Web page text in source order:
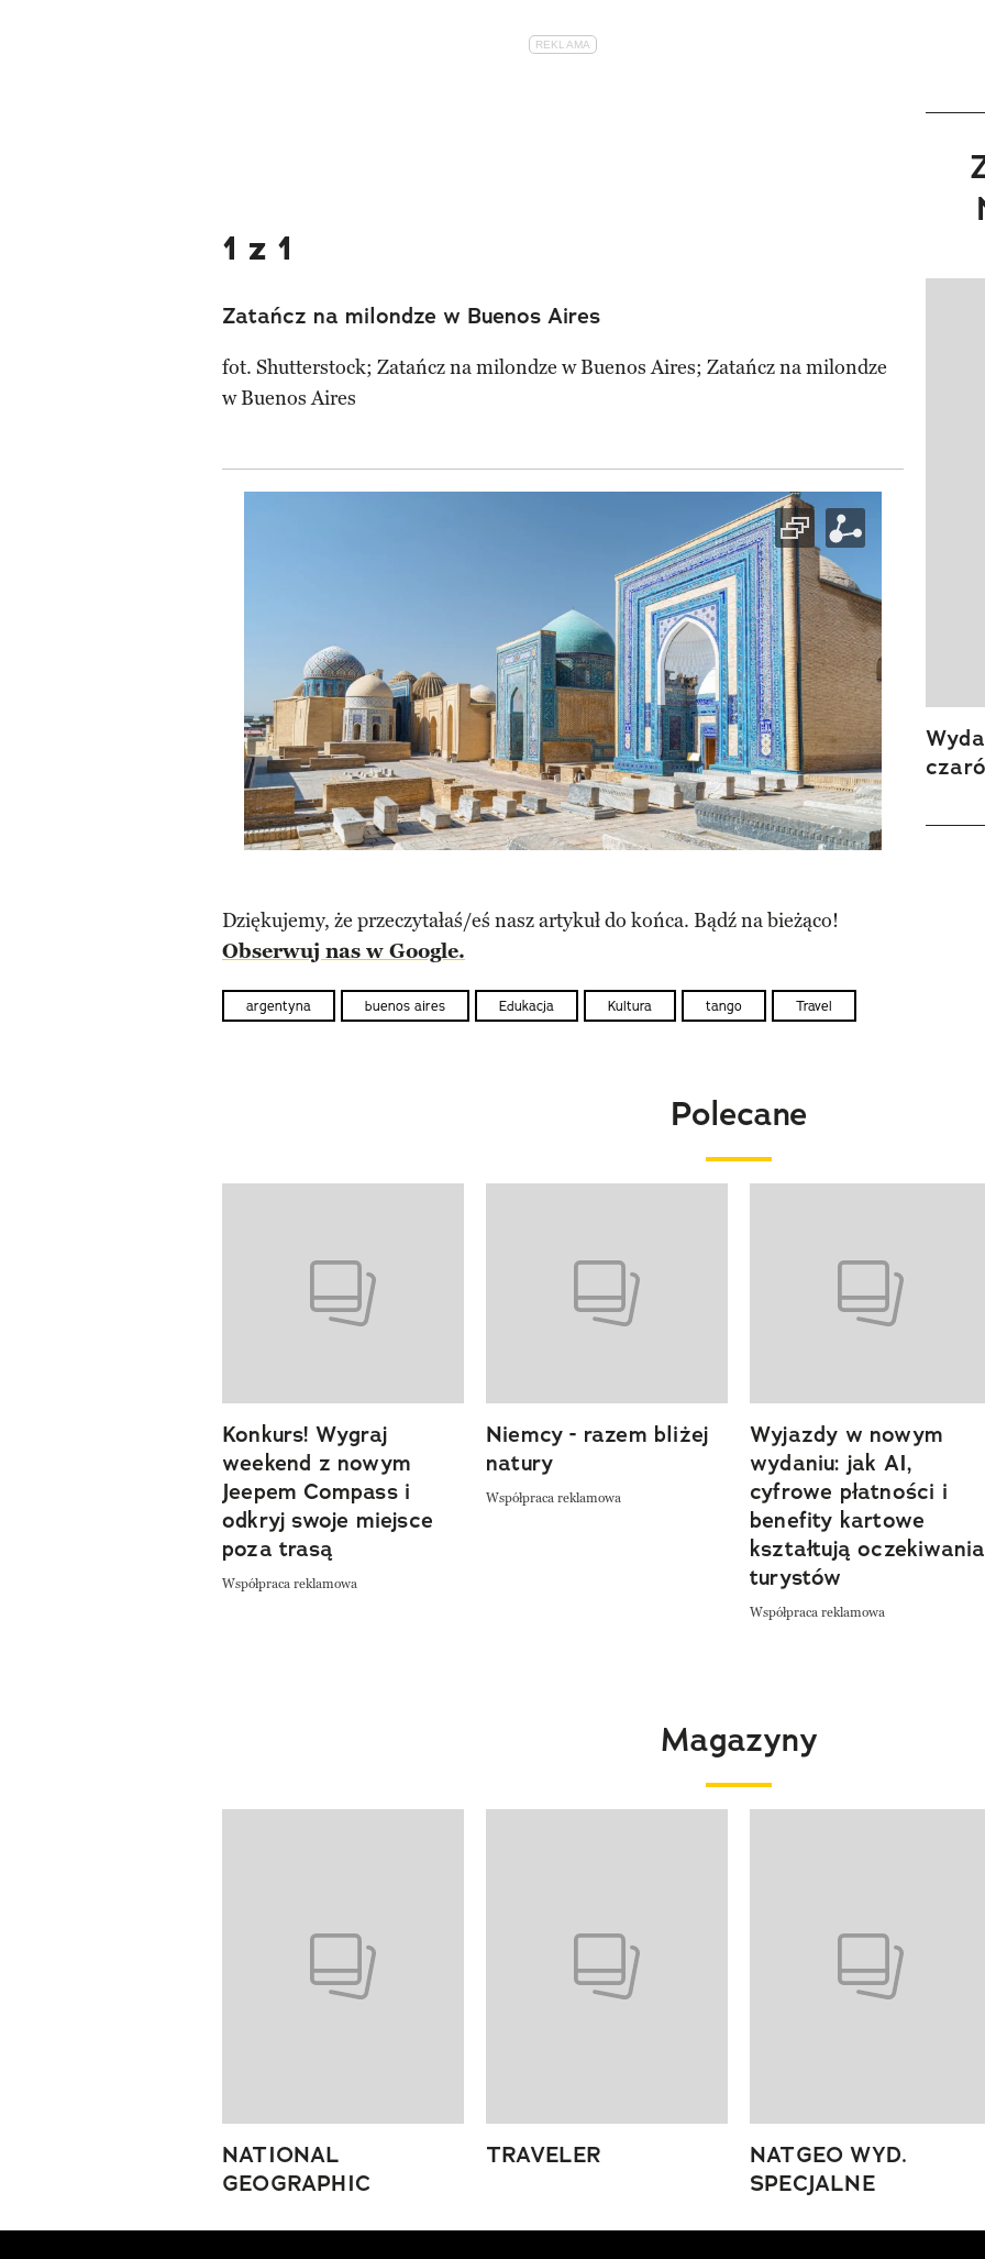
1 z 1
Zatańcz na milondze w Buenos Aires
fot. Shutterstock; Zatańcz na milondze w Buenos Aires; Zatańcz na milondze
w Buenos Aires
Dziękujemy, że przeczytałaś/eś nasz artykuł do końca. Bądź na bieżąco!
Obserwuj nas w Google.
argentyna buenos aires Edukacja Kultura tango Travel
Polecane
previous element
Konkurs! Wygraj
weekend z nowym
Jeepem Compass i
odkryj swoje miejsce
poza trasą
Współpraca reklamowa
Niemcy - razem bliżej
natury
Współpraca reklamowa
Wyjazdy w nowym
wydaniu: jak AI,
cyfrowe płatności i
benefity kartowe
kształtują oczekiwania
turystów
Współpraca reklamowa
Magazyny
NATIONAL
GEOGRAPHIC
TRAVELER
NATGEO WYD.
SPECJALNE